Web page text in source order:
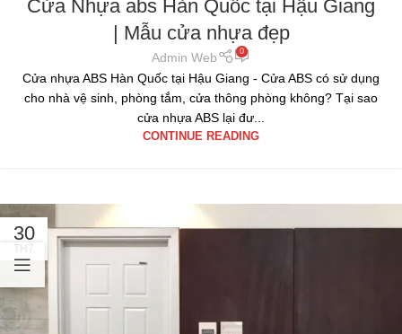
Cửa Nhựa abs Hàn Quốc tại Hậu Giang
| Mẫu cửa nhựa đẹp
Admin Web 0
Cửa nhựa ABS Hàn Quốc tại Hậu Giang - Cửa ABS có sử dụng
cho nhà vệ sinh, phòng tắm, cửa thông phòng không? Tại sao
cửa nhựa ABS lại đư...
CONTINUE READING
30